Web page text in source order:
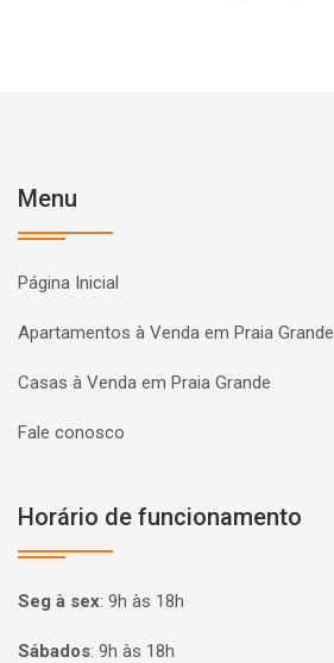
Menu
Página Inicial
Apartamentos à Venda em Praia Grande
Casas à Venda em Praia Grande
Fale conosco
Horário de funcionamento
Seg à sex: 9h às 18h
Sábados: 9h às 18h